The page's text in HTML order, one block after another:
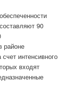
90
районе
интенсивного
входят